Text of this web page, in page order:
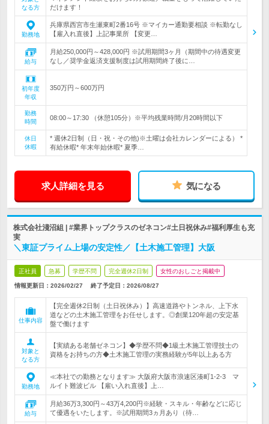
なる方
だけます！
勤務地
兵庫県西宮市生瀬東町2番16号 ※マイカー通勤要相談 ※転勤なし
【雇入れ直後】上記事業所 【変更…
給与
月給250,000円～428,000円 ※試用期間3ヶ月（期間中の待遇変更
なし／奨学金返済支援制度は試用期間終了後に…
初年度
年収
350万円～600万円
勤務
時間
08:00～17:30 （休憩105分）※平均残業時間/月20時間以下
休日
休暇
* 週休2日制（日・祝・その他)※土曜は会社カレンダーによる） *
有給休暇* 年末年始休暇* 夏季…
求人詳細を見る 気になる
株式会社淺沼組 | #業界トップクラスのゼネコン#土日祝休み#福利厚生も充
実
＼東証プライム上場の安定性／【土木施工管理】大阪
正社員 急募 学歴不問 完全週休2日制 女性のおしごと掲載中
情報更新日：2026/02/27 終了予定日： 2026/08/27
仕事内容
【完全週休2日制（土日祝休み）】高速道路やトンネル、上下水
道などの土木施工管理をお任せします。◎創業120年超の安定基
盤で働けます
対象と
なる方
【実績ある老舗ゼネコン】◆学歴不問◆1級土木施工管理技士の
資格をお持ちの方◆土木施工管理の実務経験が5年以上ある方
勤務地
≪本社での勤務となります≫ 大阪府大阪市浪速区湊町1-2-3 マ
ルイト難波ビル 【雇い入れ直後】上…
給与
月給36万3,300円～43万4,200円※経験・スキル・年齢などに応じ
て優遇をいたします。※試用期間3ヵ月あり（待…